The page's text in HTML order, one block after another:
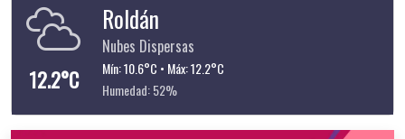
12.2°C
Roldán
Nubes Dispersas
Mín: 10.6°C • Máx: 12.2°C
Humedad: 52%